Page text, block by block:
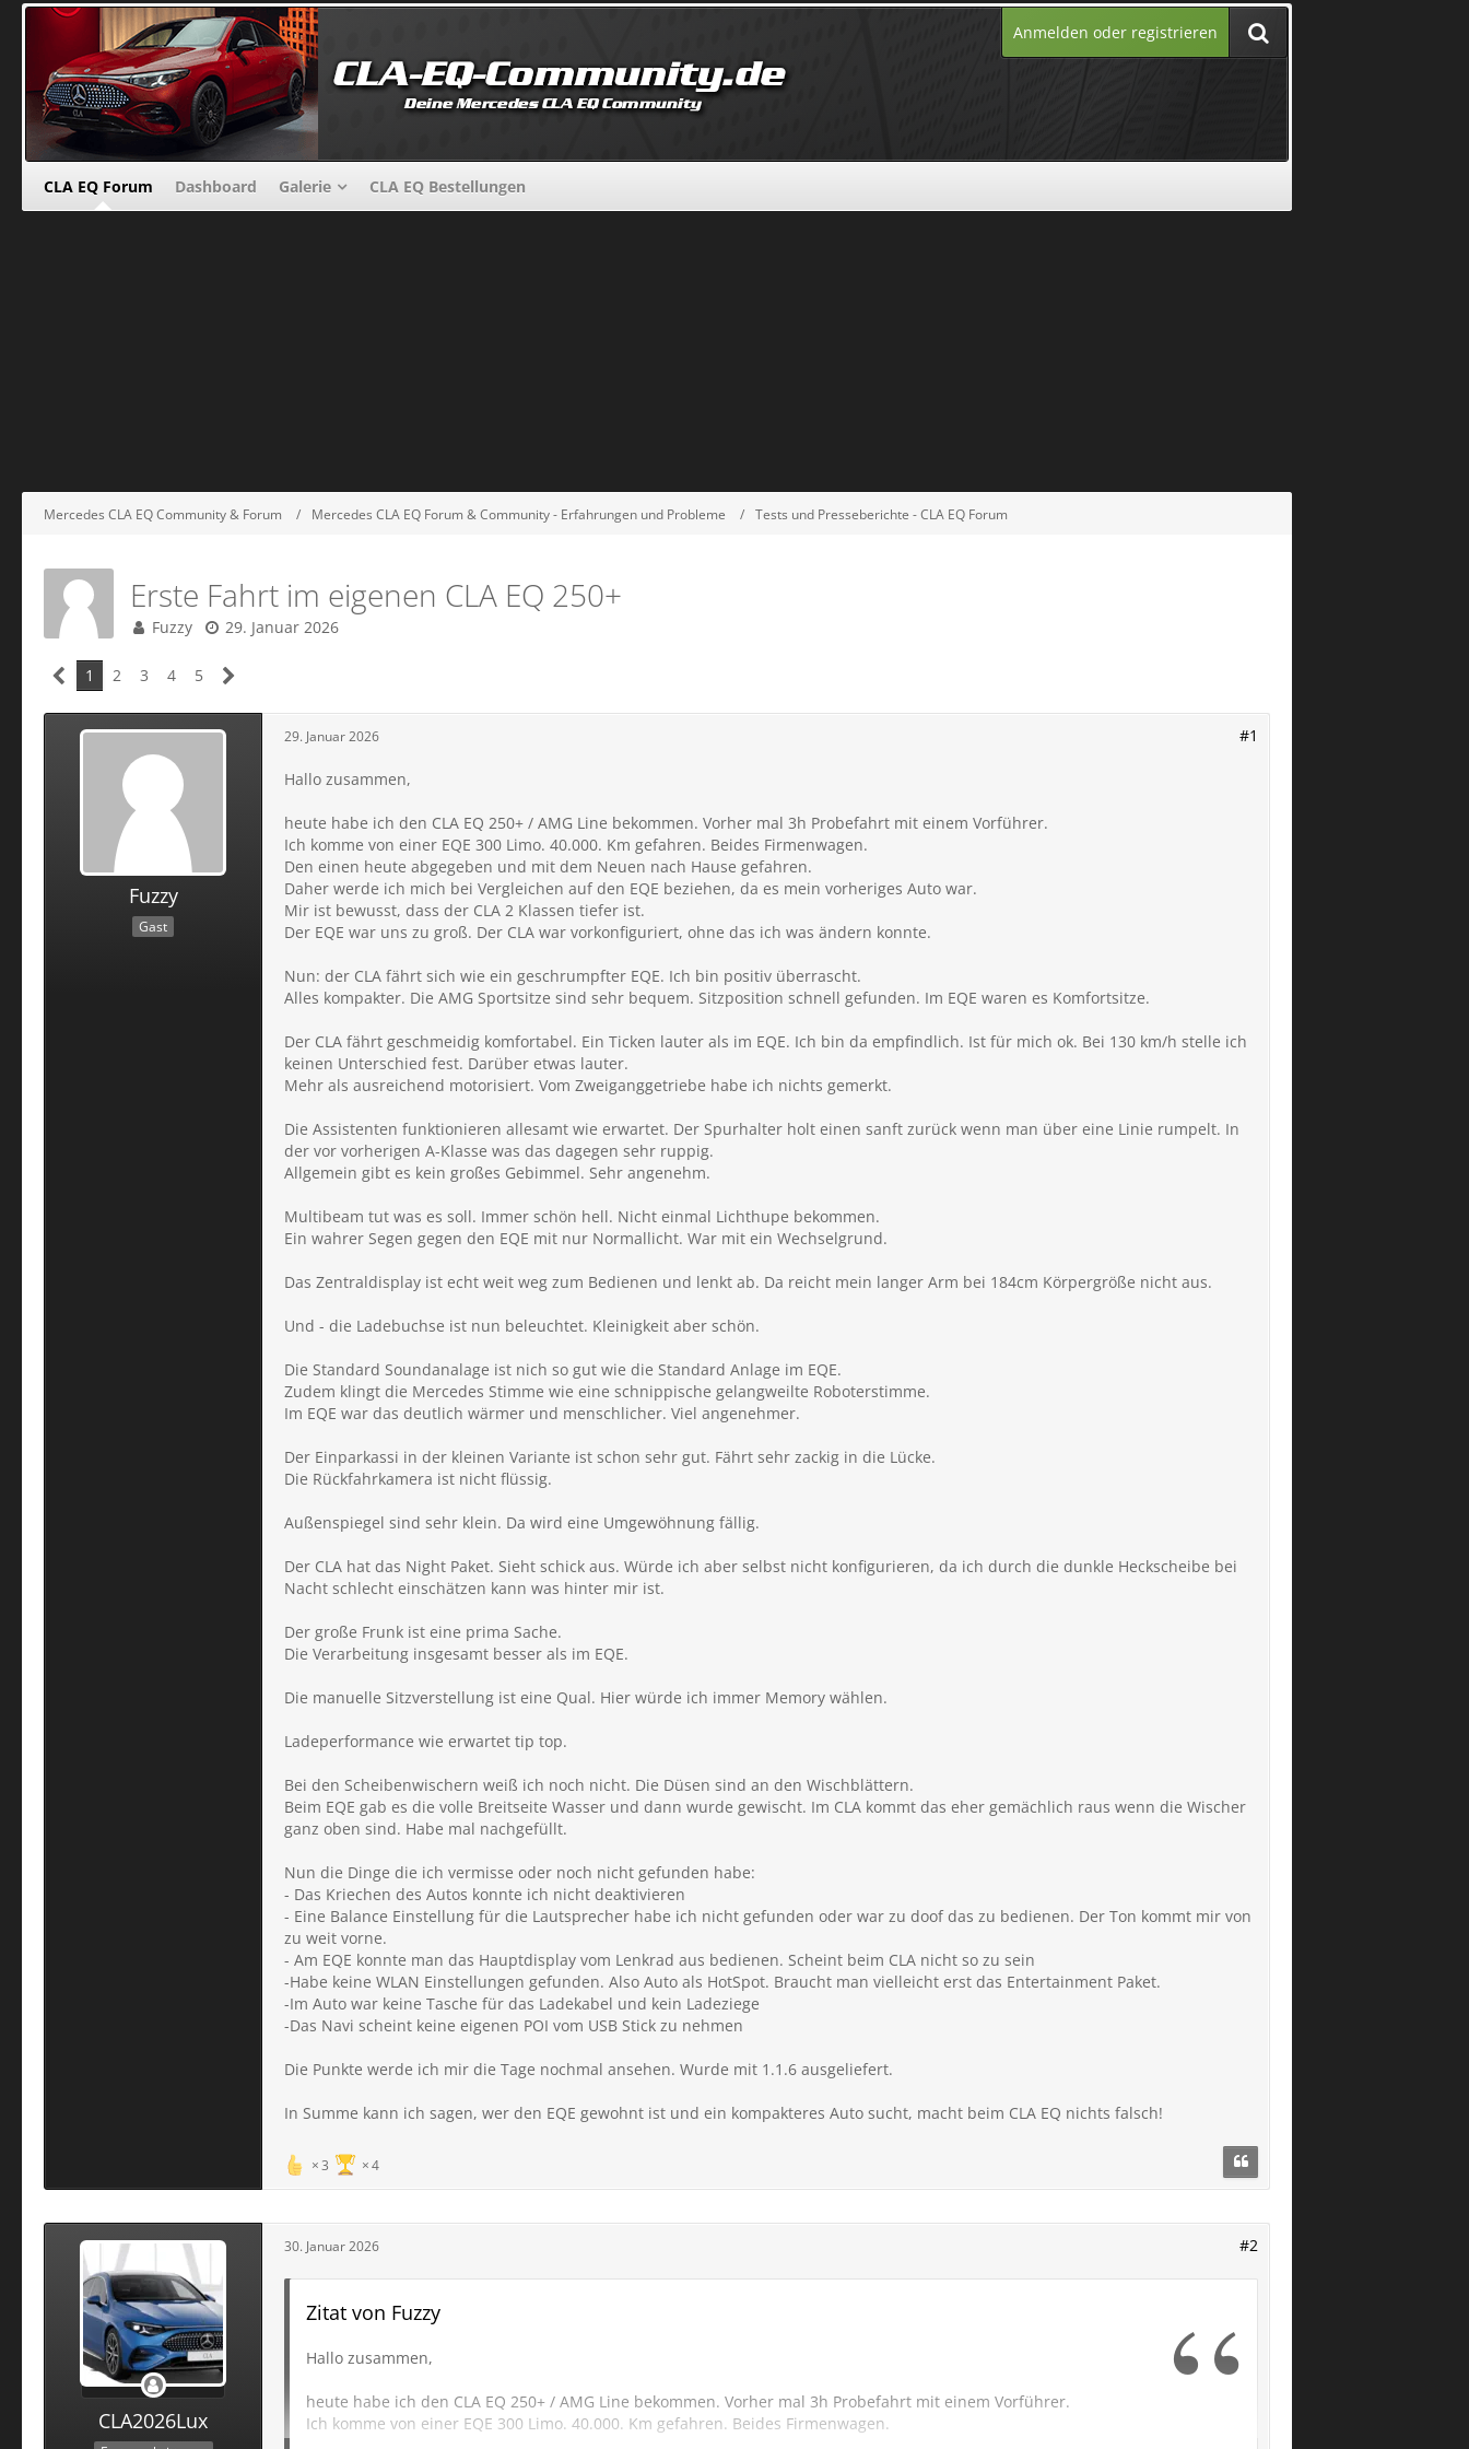
Anmelden oder registrieren
CLA EQ Forum Dashboard Galerie CLA EQ Bestellungen
Mercedes CLA EQ Community & Forum Mercedes CLA EQ Forum & Community - Erfahrungen und Probleme Tests und Presseberichte - CLA EQ Forum
Erste Fahrt im eigenen CLA EQ 250+
Fuzzy 29. Januar 2026
1 2 3 4 5
Fuzzy
Gast
29. Januar 2026 #1
Hallo zusammen,
heute habe ich den CLA EQ 250+ / AMG Line bekommen. Vorher mal 3h Probefahrt mit einem Vorführer.
Ich komme von einer EQE 300 Limo. 40.000. Km gefahren. Beides Firmenwagen.
Den einen heute abgegeben und mit dem Neuen nach Hause gefahren.
Daher werde ich mich bei Vergleichen auf den EQE beziehen, da es mein vorheriges Auto war.
Mir ist bewusst, dass der CLA 2 Klassen tiefer ist.
Der EQE war uns zu groß. Der CLA war vorkonfiguriert, ohne das ich was ändern konnte.
Nun: der CLA fährt sich wie ein geschrumpfter EQE. Ich bin positiv überrascht.
Alles kompakter. Die AMG Sportsitze sind sehr bequem. Sitzposition schnell gefunden. Im EQE waren es Komfortsitze.
Der CLA fährt geschmeidig komfortabel. Ein Ticken lauter als im EQE. Ich bin da empfindlich. Ist für mich ok. Bei 130 km/h stelle ich
keinen Unterschied fest. Darüber etwas lauter.
Mehr als ausreichend motorisiert. Vom Zweiganggetriebe habe ich nichts gemerkt.
Die Assistenten funktionieren allesamt wie erwartet. Der Spurhalter holt einen sanft zurück wenn man über eine Linie rumpelt. In
der vor vorherigen A-Klasse was das dagegen sehr ruppig.
Allgemein gibt es kein großes Gebimmel. Sehr angenehm.
Multibeam tut was es soll. Immer schön hell. Nicht einmal Lichthupe bekommen.
Ein wahrer Segen gegen den EQE mit nur Normallicht. War mit ein Wechselgrund.
Das Zentraldisplay ist echt weit weg zum Bedienen und lenkt ab. Da reicht mein langer Arm bei 184cm Körpergröße nicht aus.
Und - die Ladebuchse ist nun beleuchtet. Kleinigkeit aber schön.
Die Standard Soundanalage ist nich so gut wie die Standard Anlage im EQE.
Zudem klingt die Mercedes Stimme wie eine schnippische gelangweilte Roboterstimme.
Im EQE war das deutlich wärmer und menschlicher. Viel angenehmer.
Der Einparkassi in der kleinen Variante ist schon sehr gut. Fährt sehr zackig in die Lücke.
Die Rückfahrkamera ist nicht flüssig.
Außenspiegel sind sehr klein. Da wird eine Umgewöhnung fällig.
Der CLA hat das Night Paket. Sieht schick aus. Würde ich aber selbst nicht konfigurieren, da ich durch die dunkle Heckscheibe bei
Nacht schlecht einschätzen kann was hinter mir ist.
Der große Frunk ist eine prima Sache.
Die Verarbeitung insgesamt besser als im EQE.
Die manuelle Sitzverstellung ist eine Qual. Hier würde ich immer Memory wählen.
Ladeperformance wie erwartet tip top.
Bei den Scheibenwischern weiß ich noch nicht. Die Düsen sind an den Wischblättern.
Beim EQE gab es die volle Breitseite Wasser und dann wurde gewischt. Im CLA kommt das eher gemächlich raus wenn die Wischer
ganz oben sind. Habe mal nachgefüllt.
Nun die Dinge die ich vermisse oder noch nicht gefunden habe:
- Das Kriechen des Autos konnte ich nicht deaktivieren
- Eine Balance Einstellung für die Lautsprecher habe ich nicht gefunden oder war zu doof das zu bedienen. Der Ton kommt mir von
zu weit vorne.
- Am EQE konnte man das Hauptdisplay vom Lenkrad aus bedienen. Scheint beim CLA nicht so zu sein
-Habe keine WLAN Einstellungen gefunden. Also Auto als HotSpot. Braucht man vielleicht erst das Entertainment Paket.
-Im Auto war keine Tasche für das Ladekabel und kein Ladeziege
-Das Navi scheint keine eigenen POI vom USB Stick zu nehmen
Die Punkte werde ich mir die Tage nochmal ansehen. Wurde mit 1.1.6 ausgeliefert.
In Summe kann ich sagen, wer den EQE gewohnt ist und ein kompakteres Auto sucht, macht beim CLA EQ nichts falsch!
3 4
CLA2026Lux
30. Januar 2026 #2
Zitat von Fuzzy
Hallo zusammen,
heute habe ich den CLA EQ 250+ / AMG Line bekommen. Vorher mal 3h Probefahrt mit einem Vorführer.
Ich komme von einer EQE 300 Limo. 40.000. Km gefahren. Beides Firmenwagen.